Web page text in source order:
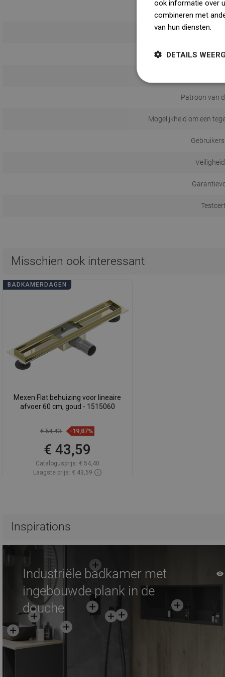
Patroon van
Mogelijkheid om een
Misschien ook interessant
BADKAMERDAGEN
Mexen Flat behuizing voor lineaire
afvoer 60 cm, goud - 1515060
€ 54,40 -19,87%
€ 43,59
Catalogusprijs: € 54,40
Laagste prijs: € 43,59
Vergelijk
Inspirations
Industriële badkamer met
ingebouwde plank in de
douche
ook informatie over
combineren met
van hun diensten.
DETAILS